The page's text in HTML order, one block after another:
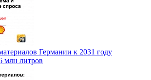
Германии к 2031 году
млн литров